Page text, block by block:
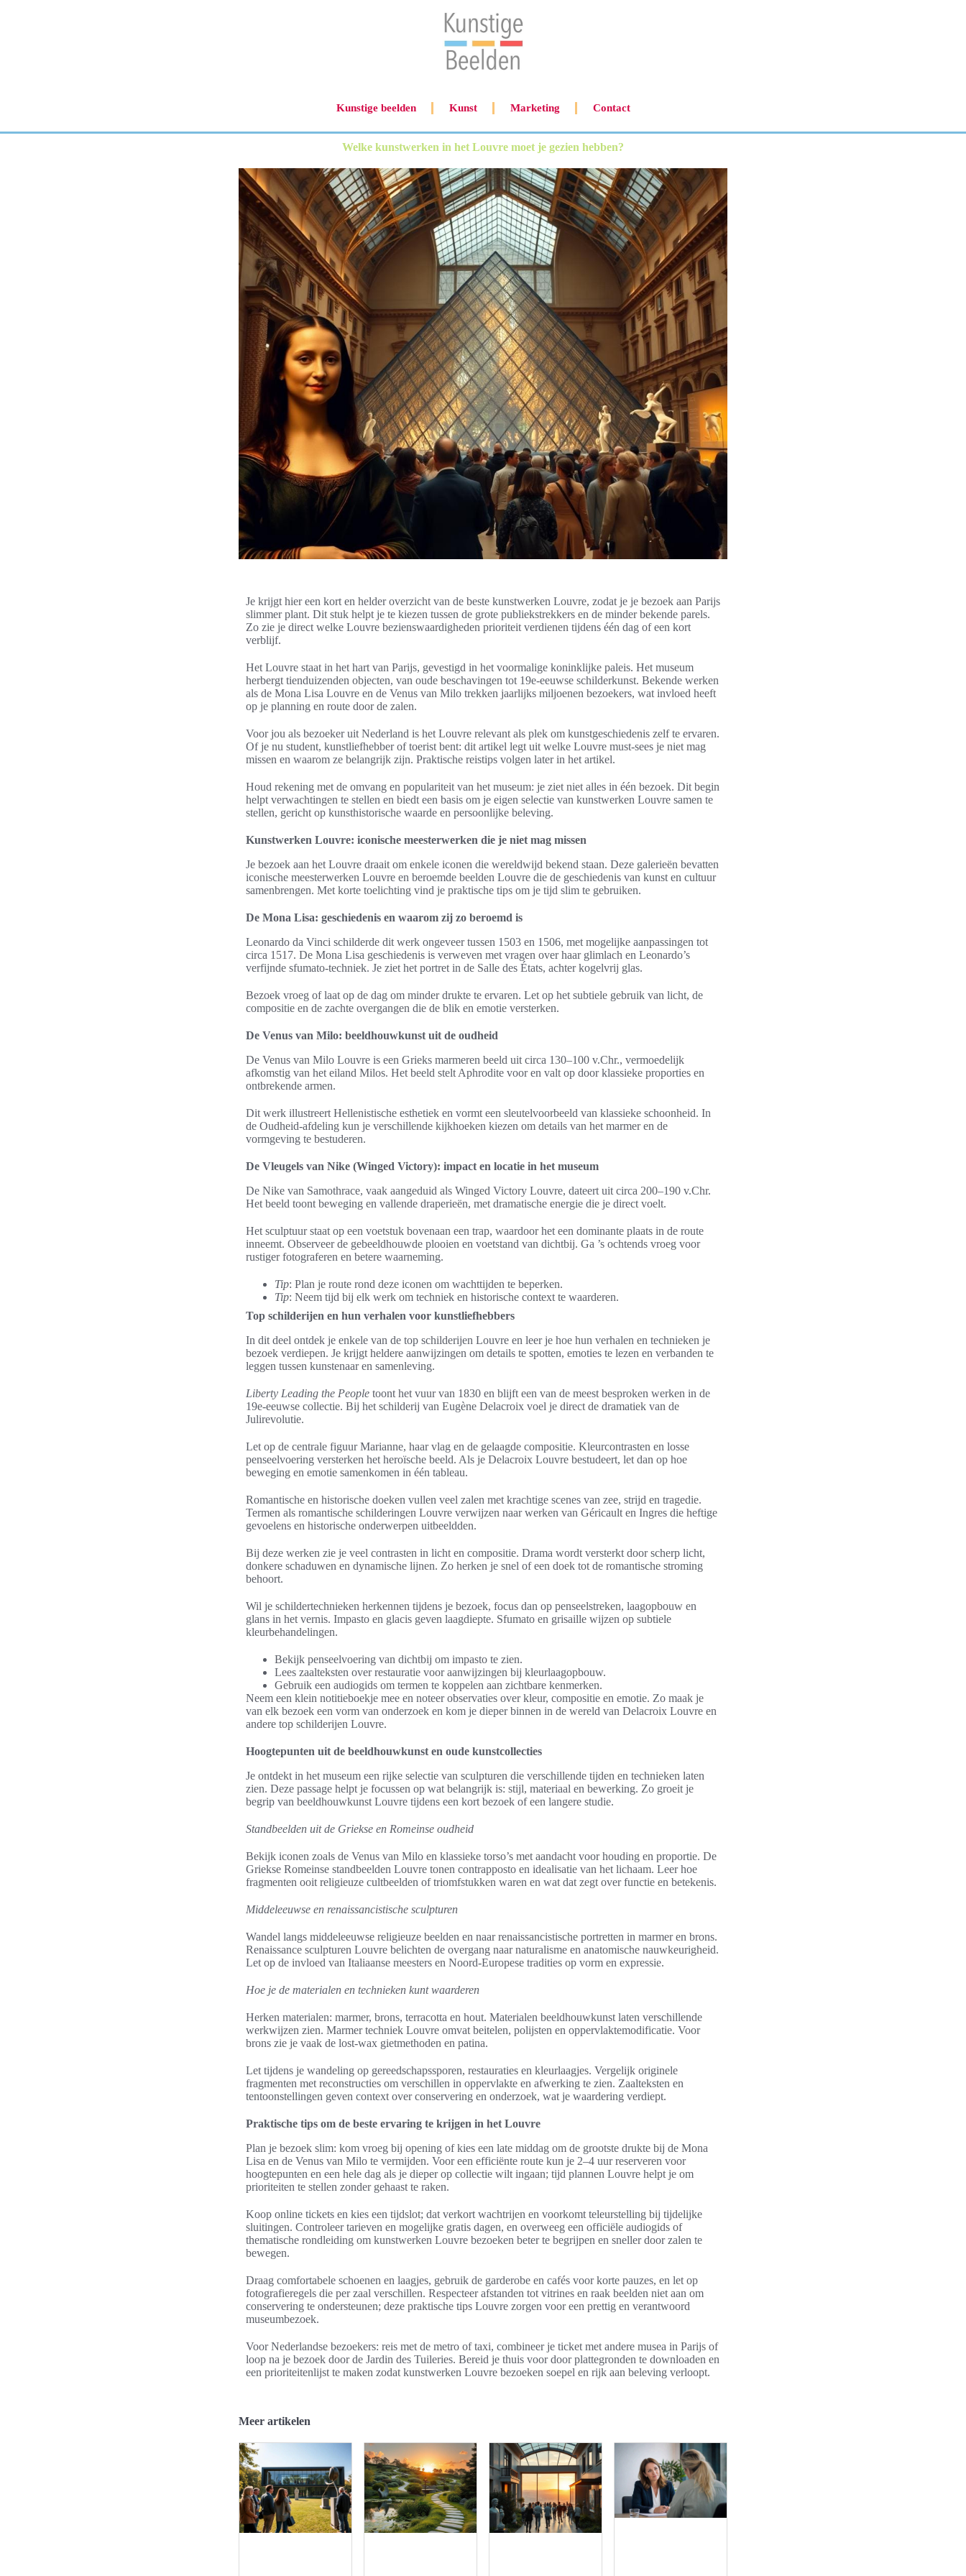
Kunstige beelden Kunst Marketing Contact
Welke kunstwerken in het Louvre moet je gezien hebben?
Je krijgt hier een kort en helder overzicht van de beste kunstwerken Louvre, zodat je je bezoek aan Parijs
slimmer plant. Dit stuk helpt je te kiezen tussen de grote publiekstrekkers en de minder bekende parels.
Zo zie je direct welke Louvre bezienswaardigheden prioriteit verdienen tijdens één dag of een kort
verblijf.
Het Louvre staat in het hart van Parijs, gevestigd in het voormalige koninklijke paleis. Het museum
herbergt tienduizenden objecten, van oude beschavingen tot 19e-eeuwse schilderkunst. Bekende werken
als de Mona Lisa Louvre en de Venus van Milo trekken jaarlijks miljoenen bezoekers, wat invloed heeft
op je planning en route door de zalen.
Voor jou als bezoeker uit Nederland is het Louvre relevant als plek om kunstgeschiedenis zelf te ervaren.
Of je nu student, kunstliefhebber of toerist bent: dit artikel legt uit welke Louvre must-sees je niet mag
missen en waarom ze belangrijk zijn. Praktische reistips volgen later in het artikel.
Houd rekening met de omvang en populariteit van het museum: je ziet niet alles in één bezoek. Dit begin
helpt verwachtingen te stellen en biedt een basis om je eigen selectie van kunstwerken Louvre samen te
stellen, gericht op kunsthistorische waarde en persoonlijke beleving.
Kunstwerken Louvre: iconische meesterwerken die je niet mag missen
Je bezoek aan het Louvre draait om enkele iconen die wereldwijd bekend staan. Deze galerieën bevatten
iconische meesterwerken Louvre en beroemde beelden Louvre die de geschiedenis van kunst en cultuur
samenbrengen. Met korte toelichting vind je praktische tips om je tijd slim te gebruiken.
De Mona Lisa: geschiedenis en waarom zij zo beroemd is
Leonardo da Vinci schilderde dit werk ongeveer tussen 1503 en 1506, met mogelijke aanpassingen tot
circa 1517. De Mona Lisa geschiedenis is verweven met vragen over haar glimlach en Leonardo’s
verfijnde sfumato-techniek. Je ziet het portret in de Salle des États, achter kogelvrij glas.
Bezoek vroeg of laat op de dag om minder drukte te ervaren. Let op het subtiele gebruik van licht, de
compositie en de zachte overgangen die de blik en emotie versterken.
De Venus van Milo: beeldhouwkunst uit de oudheid
De Venus van Milo Louvre is een Grieks marmeren beeld uit circa 130–100 v.Chr., vermoedelijk
afkomstig van het eiland Milos. Het beeld stelt Aphrodite voor en valt op door klassieke proporties en
ontbrekende armen.
Dit werk illustreert Hellenistische esthetiek en vormt een sleutelvoorbeeld van klassieke schoonheid. In
de Oudheid-afdeling kun je verschillende kijkhoeken kiezen om details van het marmer en de
vormgeving te bestuderen.
De Vleugels van Nike (Winged Victory): impact en locatie in het museum
De Nike van Samothrace, vaak aangeduid als Winged Victory Louvre, dateert uit circa 200–190 v.Chr.
Het beeld toont beweging en vallende draperieën, met dramatische energie die je direct voelt.
Het sculptuur staat op een voetstuk bovenaan een trap, waardoor het een dominante plaats in de route
inneemt. Observeer de gebeeldhouwde plooien en voetstand van dichtbij. Ga ’s ochtends vroeg voor
rustiger fotograferen en betere waarneming.
Tip: Plan je route rond deze iconen om wachttijden te beperken.
Tip: Neem tijd bij elk werk om techniek en historische context te waarderen.
Top schilderijen en hun verhalen voor kunstliefhebbers
In dit deel ontdek je enkele van de top schilderijen Louvre en leer je hoe hun verhalen en technieken je
bezoek verdiepen. Je krijgt heldere aanwijzingen om details te spotten, emoties te lezen en verbanden te
leggen tussen kunstenaar en samenleving.
Liberty Leading the People toont het vuur van 1830 en blijft een van de meest besproken werken in de
19e-eeuwse collectie. Bij het schilderij van Eugène Delacroix voel je direct de dramatiek van de
Julirevolutie.
Let op de centrale figuur Marianne, haar vlag en de gelaagde compositie. Kleurcontrasten en losse
penseelvoering versterken het heroïsche beeld. Als je Delacroix Louvre bestudeert, let dan op hoe
beweging en emotie samenkomen in één tableau.
Romantische en historische doeken vullen veel zalen met krachtige scenes van zee, strijd en tragedie.
Termen als romantische schilderingen Louvre verwijzen naar werken van Géricault en Ingres die heftige
gevoelens en historische onderwerpen uitbeeldden.
Bij deze werken zie je veel contrasten in licht en compositie. Drama wordt versterkt door scherp licht,
donkere schaduwen en dynamische lijnen. Zo herken je snel of een doek tot de romantische stroming
behoort.
Wil je schildertechnieken herkennen tijdens je bezoek, focus dan op penseelstreken, laagopbouw en
glans in het vernis. Impasto en glacis geven laagdiepte. Sfumato en grisaille wijzen op subtiele
kleurbehandelingen.
Bekijk penseelvoering van dichtbij om impasto te zien.
Lees zaalteksten over restauratie voor aanwijzingen bij kleurlaagopbouw.
Gebruik een audiogids om termen te koppelen aan zichtbare kenmerken.
Neem een klein notitieboekje mee en noteer observaties over kleur, compositie en emotie. Zo maak je
van elk bezoek een vorm van onderzoek en kom je dieper binnen in de wereld van Delacroix Louvre en
andere top schilderijen Louvre.
Hoogtepunten uit de beeldhouwkunst en oude kunstcollecties
Je ontdekt in het museum een rijke selectie van sculpturen die verschillende tijden en technieken laten
zien. Deze passage helpt je focussen op wat belangrijk is: stijl, materiaal en bewerking. Zo groeit je
begrip van beeldhouwkunst Louvre tijdens een kort bezoek of een langere studie.
Standbeelden uit de Griekse en Romeinse oudheid
Bekijk iconen zoals de Venus van Milo en klassieke torso’s met aandacht voor houding en proportie. De
Griekse Romeinse standbeelden Louvre tonen contrapposto en idealisatie van het lichaam. Leer hoe
fragmenten ooit religieuze cultbeelden of triomfstukken waren en wat dat zegt over functie en betekenis.
Middeleeuwse en renaissancistische sculpturen
Wandel langs middeleeuwse religieuze beelden en naar renaissancistische portretten in marmer en brons.
Renaissance sculpturen Louvre belichten de overgang naar naturalisme en anatomische nauwkeurigheid.
Let op de invloed van Italiaanse meesters en Noord-Europese tradities op vorm en expressie.
Hoe je de materialen en technieken kunt waarderen
Herken materialen: marmer, brons, terracotta en hout. Materialen beeldhouwkunst laten verschillende
werkwijzen zien. Marmer techniek Louvre omvat beitelen, polijsten en oppervlaktemodificatie. Voor
brons zie je vaak de lost-wax gietmethoden en patina.
Let tijdens je wandeling op gereedschapssporen, restauraties en kleurlaagjes. Vergelijk originele
fragmenten met reconstructies om verschillen in oppervlakte en afwerking te zien. Zaalteksten en
tentoonstellingen geven context over conservering en onderzoek, wat je waardering verdiept.
Praktische tips om de beste ervaring te krijgen in het Louvre
Plan je bezoek slim: kom vroeg bij opening of kies een late middag om de grootste drukte bij de Mona
Lisa en de Venus van Milo te vermijden. Voor een efficiënte route kun je 2–4 uur reserveren voor
hoogtepunten en een hele dag als je dieper op collectie wilt ingaan; tijd plannen Louvre helpt je om
prioriteiten te stellen zonder gehaast te raken.
Koop online tickets en kies een tijdslot; dat verkort wachtrijen en voorkomt teleurstelling bij tijdelijke
sluitingen. Controleer tarieven en mogelijke gratis dagen, en overweeg een officiële audiogids of
thematische rondleiding om kunstwerken Louvre bezoeken beter te begrijpen en sneller door zalen te
bewegen.
Draag comfortabele schoenen en laagjes, gebruik de garderobe en cafés voor korte pauzes, en let op
fotografieregels die per zaal verschillen. Respecteer afstanden tot vitrines en raak beelden niet aan om
conservering te ondersteunen; deze praktische tips Louvre zorgen voor een prettig en verantwoord
museumbezoek.
Voor Nederlandse bezoekers: reis met de metro of taxi, combineer je ticket met andere musea in Parijs of
loop na je bezoek door de Jardin des Tuileries. Bereid je thuis voor door plattegronden te downloaden en
een prioriteitenlijst te maken zodat kunstwerken Louvre bezoeken soepel en rijk aan beleving verloopt.
Meer artikelen